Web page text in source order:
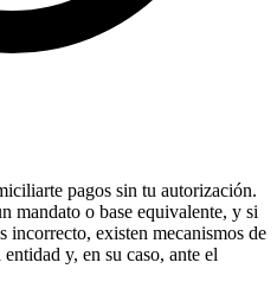
pagos sin tu autorización.
mandato o base equivalente, y si
incorrecto, existen mecanismos de
y, en su caso, ante el